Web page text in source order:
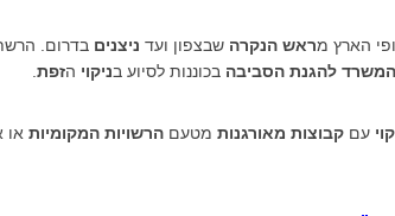
הארץ מראש הנקרה שבצפון ועד ניצנים בדרום.
המשרד להגנת הסביבה בכוננות לסיוע בניקוי הזפת
עם קבוצות מאורגנות מטעם הרשויות המקומיות או